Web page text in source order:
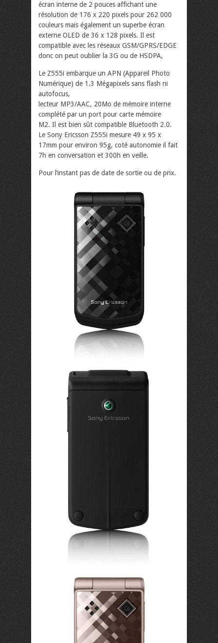
écran interne de 2 pouces affichant une
résolution de 176 x 220 pixels pour 262 000
couleurs mais également un superbe écran
externe OLED de 36 x 128 pixels. Il est
compatible avec les réseaux GSM/GPRS/EDGE
donc on peut oublier la 3G ou de HSDPA,
Le Z555i embarque un APN (Appareil Photo
Numérique) de 1.3 Mégapixels sans flash ni
autofocus,
lecteur MP3/AAC, 20Mo de mémoire interne
complété par un port pour carte mémoire
M2. Il est bien sût compatible Bluetooth 2.0.
Le Sony Ericsson Z555i mesure 49 x 95 x
17mm pour environ 95g, coté autonomie il fait
7h en conversation et 300h en veille.
Pour l’instant pas de date de sortie ou de prix.